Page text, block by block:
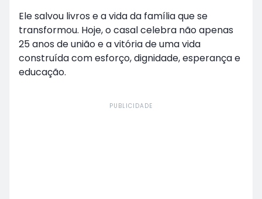
Ele salvou livros e a vida da família que se
transformou. Hoje, o casal celebra não apenas
25 anos de união e a vitória de uma vida
construída com esforço, dignidade, esperança e
educação.
PUBLICIDADE